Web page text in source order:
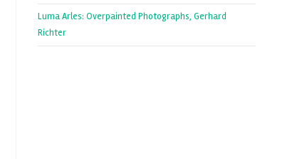
Luma Arles: Overpainted Photographs, Gerhard
Richter